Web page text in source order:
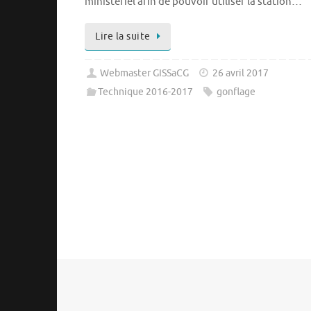
Lire la suite
Webmaster GISSaCG
26 avril 2017
Technique 2016-2017
gonflage